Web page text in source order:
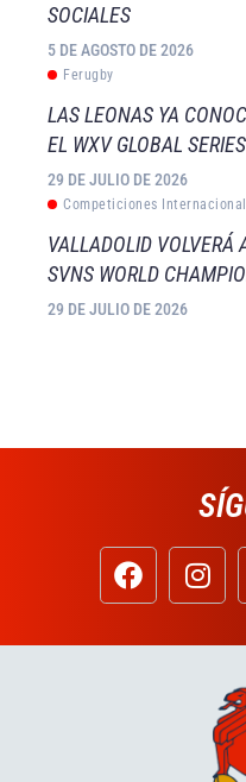
SOCIALES
5 DE AGOSTO DE 2026
Ferugby
LAS LEONAS YA
EL WXV GLOBAL
29 DE JULIO DE 2026
Competiciones
VALLADOLID VOLVERÁ
SVNS WORLD
29 DE JULIO DE 2026